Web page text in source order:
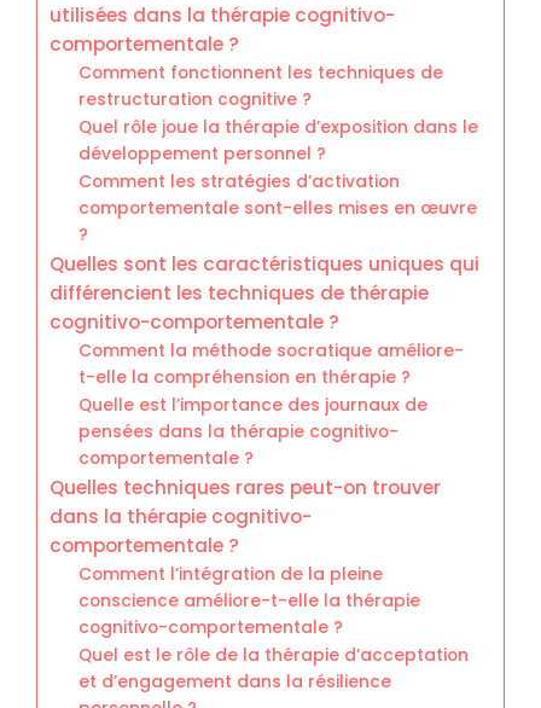
utilisées dans la thérapie cognitivo-
comportementale ?
Comment fonctionnent les techniques de
restructuration cognitive ?
Quel rôle joue la thérapie d’exposition dans le
développement personnel ?
Comment les stratégies d’activation
comportementale sont-elles mises en œuvre
?
Quelles sont les caractéristiques uniques qui
différencient les techniques de thérapie
cognitivo-comportementale ?
Comment la méthode socratique améliore-
t-elle la compréhension en thérapie ?
Quelle est l’importance des journaux de
pensées dans la thérapie cognitivo-
comportementale ?
Quelles techniques rares peut-on trouver
dans la thérapie cognitivo-
comportementale ?
Comment l’intégration de la pleine
conscience améliore-t-elle la thérapie
cognitivo-comportementale ?
Quel est le rôle de la thérapie d’acceptation
et d’engagement dans la résilience